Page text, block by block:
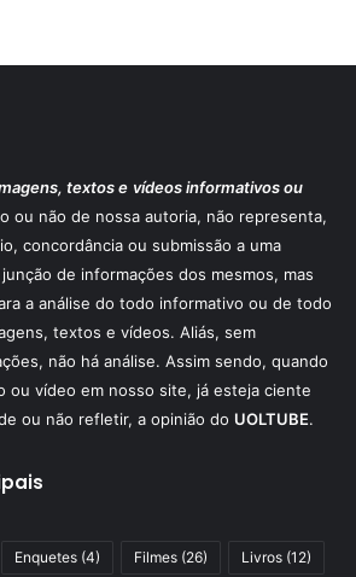
textos e vídeos informativos ou
ou não de nossa autoria, não representa,
concordância ou submissão a uma
de informações dos mesmos, mas
a análise do todo informativo ou de todo
textos e vídeos. Aliás, sem
não há análise. Assim sendo, quando
ou vídeo em nosso site, já esteja ciente
ou não refletir, a opinião do UOLTUBE.
Enquetes (4) Filmes (26) Livros (12)